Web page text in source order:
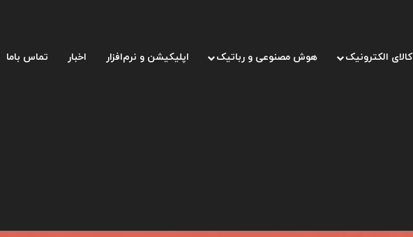
کالای الکترونیک هوش مصنوعی و رباتیک اپلیکیشن و نرم‌افزار اخبار تماس باما